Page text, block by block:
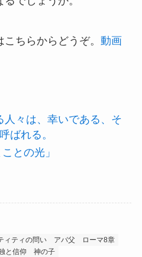
ちらからどうぞ。 動画
人々は、幸いである、そ
ばれる。
との光」
ィティの問い アバ父
ローマ8章
と信仰 神の子